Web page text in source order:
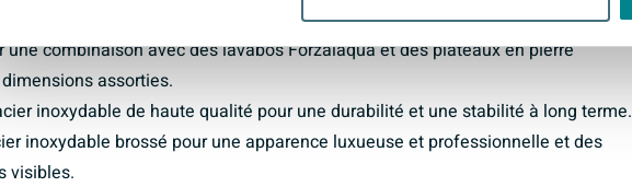
moderne et ouvert pour un look de salle de bains clair et spacieux.
une combinaison avec des lavabos Forzalaqua et des plateaux en pierre
assorties.
inoxydable de haute qualité pour une durabilité et une stabilité à long terme.
inoxydable brossé pour une apparence luxueuse et professionnelle et des
visibles.